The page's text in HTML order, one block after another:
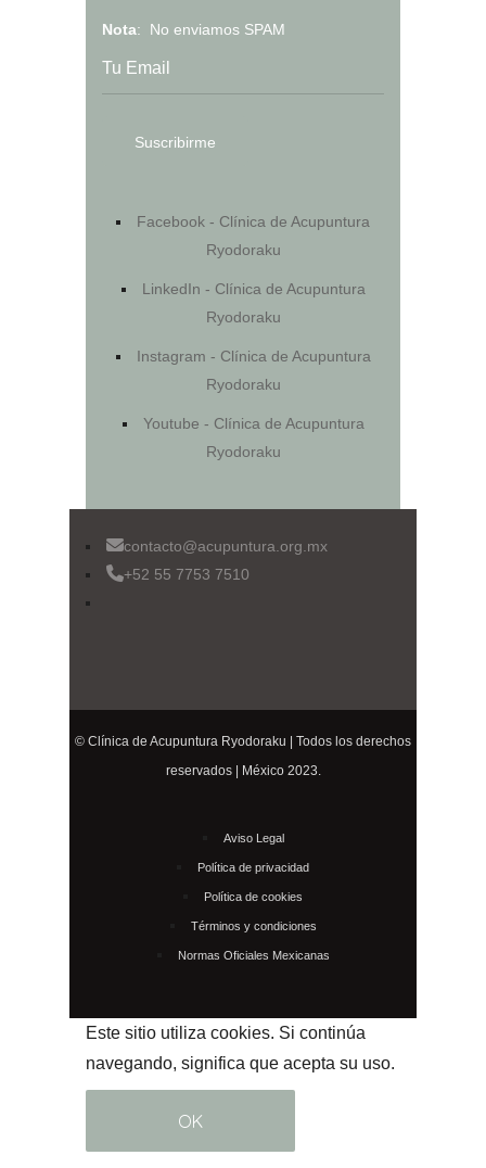
Nota: No enviamos SPAM
Facebook - Clínica de Acupuntura
Ryodoraku
LinkedIn - Clínica de Acupuntura
Ryodoraku
Instagram - Clínica de Acupuntura
Ryodoraku
Youtube - Clínica de Acupuntura
Ryodoraku
contacto@acupuntura.org.mx
+52 55 7753 7510
© Clínica de Acupuntura Ryodoraku | Todos los derechos
reservados | México 2023.
Aviso Legal
Política de privacidad
Política de cookies
Términos y condiciones
Normas Oficiales Mexicanas
Este sitio utiliza cookies. Si continúa
navegando, significa que acepta su uso.
OK